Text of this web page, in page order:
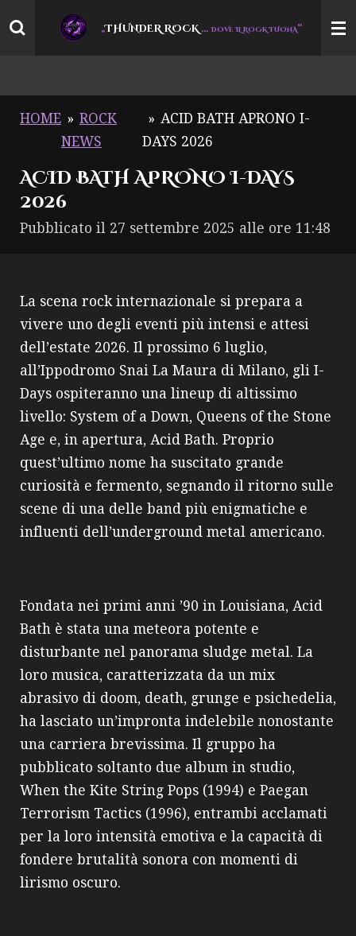
Vai
„THUNDER ROCK… DOVE IL ROCK TUONA“
HOME » ROCK
NEWS
» ACID BATH APRONO I-
DAYS 2026
ACID BATH APRONO I-DAYS
2026
Pubblicato il 27 settembre 2025 alle ore 11:48
La scena rock internazionale si prepara a
vivere uno degli eventi più intensi e attesi
dell’estate 2026. Il prossimo 6 luglio,
all’Ippodromo Snai La Maura di Milano, gli I-
Days ospiteranno una lineup di altissimo
livello: System of a Down, Queens of the Stone
Age e, in apertura, Acid Bath. Proprio
quest’ultimo nome ha suscitato grande
curiosità e fermento, segnando il ritorno sulle
scene di una delle band più enigmatiche e
influenti dell’underground metal americano.
Fondata nei primi anni ’90 in Louisiana, Acid
Bath è stata una meteora potente e
disturbante nel panorama sludge metal. La
loro musica, caratterizzata da un mix
abrasivo di doom, death, grunge e psichedelia,
ha lasciato un’impronta indelebile nonostante
una carriera brevissima. Il gruppo ha
pubblicato soltanto due album in studio,
When the Kite String Pops (1994) e Paegan
Terrorism Tactics (1996), entrambi acclamati
per la loro intensità emotiva e la capacità di
fondere brutalità sonora con momenti di
lirismo oscuro.